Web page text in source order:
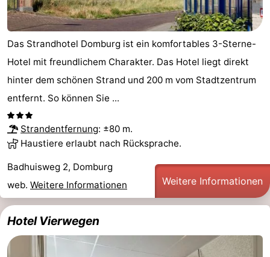
Domburg
Hof
-
Zimmer
Frühstück)
Strand
Sehen
&
tun
-
Museen
-
Denkmäler
-
Das Strandhotel Domburg ist ein komfortables 3-Sterne-
Hotel mit freundlichem Charakter. Das Hotel liegt direkt
hinter dem schönen Strand und 200 m vom Stadtzentrum
entfernt. So können Sie ...
Strandentfernung: ±80 m.
Haustiere erlaubt nach Rücksprache.
Badhuisweg 2, Domburg
web. Weitere Informationen Weitere Informationen
Hotel Vierwegen